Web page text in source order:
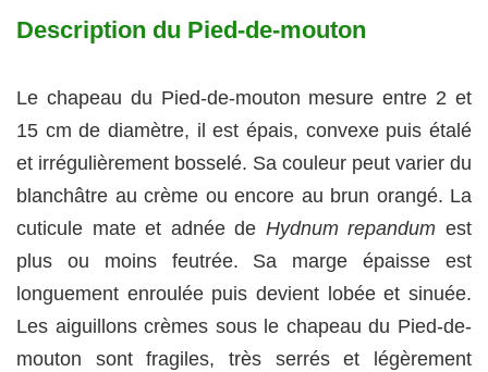
Description du Pied-de-mouton
Le chapeau du Pied-de-mouton mesure entre 2 et
15 cm de diamètre, il est épais, convexe puis étalé
et irrégulièrement bosselé. Sa couleur peut varier du
blanchâtre au crème ou encore au brun orangé. La
cuticule mate et adnée de Hydnum repandumest
plus ou moins feutrée. Sa marge épaisse est
longuement enroulée puis devient lobée et sinuée.
Les aiguillons crèmes sous le chapeau du Pied-de-
mouton sont fragiles, très serrés et légèrement